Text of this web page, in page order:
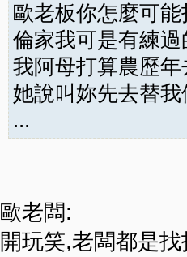
歐老板你怎麼可
倫家我可是有練過
我阿母打算農歷年
她說叫妳先去替
...
歐老闆:
開玩笑,老闆都是